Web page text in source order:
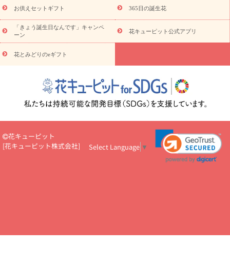
ド
お花の種類 トルコキキョウ
お祝い お祝い・3000円～ お祝い・4000円～
お祝い・
5000円～
お祝い・7000円～ お祝い・ 10000円～
お供え・お
悔やみ
円～
お供え・お悔やみ・
読み物
いのマナー
定年退職祝いのマナー
お祝いを贈るときのマナー・
花キューピットのお祝いコラム一覧
誕生日のお花を「色
彩心理学」で選ぶ方法
結婚祝いの予算相場
出産祝いお役立ち情
ール
新築引っ越し祝いコラム お祝い花のマナー総まとめ
職
場上司や先輩へ贈るお祝い花の正解は？
開店祝いの花 選び方ガイ
あり)
花キューピット×専門家
CO2排出量削減 / SDGsを考える
お供えセットギフト 365日の誕生花
「きょう誕生日なんです」キャンペ
ーン
花キューピット公式アプリ
花とみどりのeギフト
花キューピット
[花キューピット株式会社] Select Language ▼